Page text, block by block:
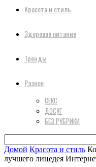
Красота и стиль
Здоровое питание
Тренды
Разное
СЕКС
ДОСУГ
БЕЗ РУБРИКИ
Домой Красота и стиль
лучшего лицедея